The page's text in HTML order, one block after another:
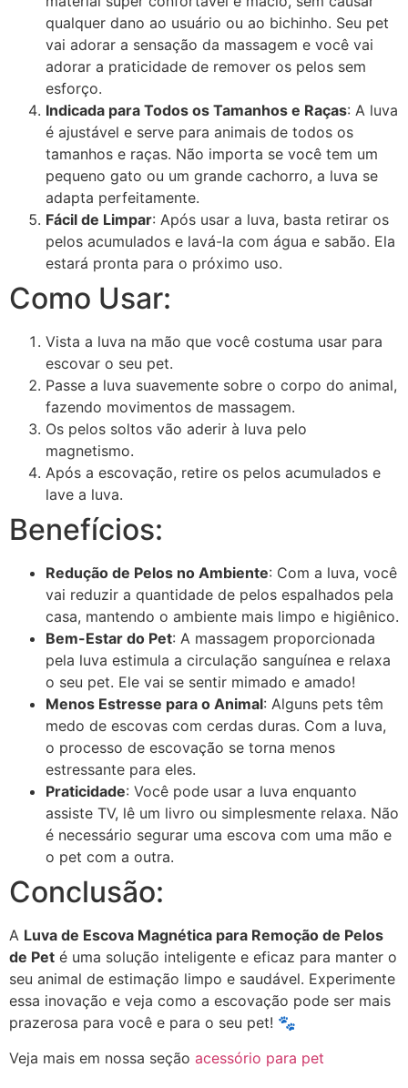
qualquer dano ao usuário ou ao bichinho. Seu pet
vai adorar a sensação da massagem e você vai
adorar a praticidade de remover os pelos sem
esforço.
Indicada para Todos os Tamanhos e Raças: A luva
é ajustável e serve para animais de todos os
tamanhos e raças. Não importa se você tem um
pequeno gato ou um grande cachorro, a luva se
adapta perfeitamente.
Fácil de Limpar: Após usar a luva, basta retirar os
pelos acumulados e lavá-la com água e sabão. Ela
estará pronta para o próximo uso.
Como Usar:
Vista a luva na mão que você costuma usar para
escovar o seu pet.
Passe a luva suavemente sobre o corpo do animal,
fazendo movimentos de massagem.
Os pelos soltos vão aderir à luva pelo
magnetismo.
Após a escovação, retire os pelos acumulados e
lave a luva.
Benefícios:
Redução de Pelos no Ambiente: Com a luva, você
vai reduzir a quantidade de pelos espalhados pela
casa, mantendo o ambiente mais limpo e higiênico.
Bem-Estar do Pet: A massagem proporcionada
pela luva estimula a circulação sanguínea e relaxa
o seu pet. Ele vai se sentir mimado e amado!
Menos Estresse para o Animal: Alguns pets têm
medo de escovas com cerdas duras. Com a luva,
o processo de escovação se torna menos
estressante para eles.
Praticidade: Você pode usar a luva enquanto
assiste TV, lê um livro ou simplesmente relaxa. Não
é necessário segurar uma escova com uma mão e
o pet com a outra.
Conclusão:
A Luva de Escova Magnética para Remoção de Pelos
de Pet é uma solução inteligente e eficaz para manter o
seu animal de estimação limpo e saudável. Experimente
essa inovação e veja como a escovação pode ser mais
prazerosa para você e para o seu pet! 🐾
Veja mais em nossa seção acessório para pet